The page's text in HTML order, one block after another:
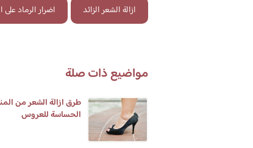
ازالة الشعر الزائد اضرار الرماد على
مواضيع ذات صلة
طرق ازالة الشعر من
الحساسة للعروس